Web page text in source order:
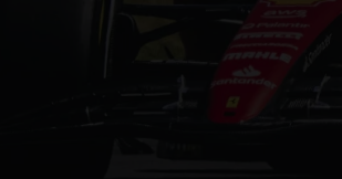
F1 RACES
F1 KALENDER
F1 COUREURS